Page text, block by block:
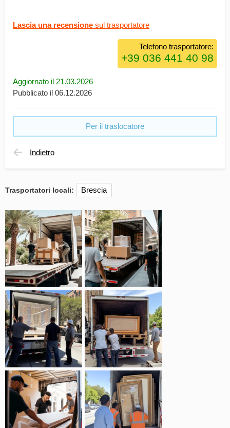
Lascia una recensione sul trasportatore
Aggiornato il 21.03.2026
Pubblicato il 06.12.2026
Telefono trasportatore:
Per il traslocatore
Indietro
Trasportatori locali: Brescia